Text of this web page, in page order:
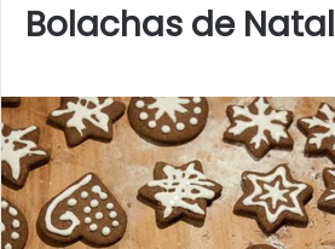
Bolachas de Natal